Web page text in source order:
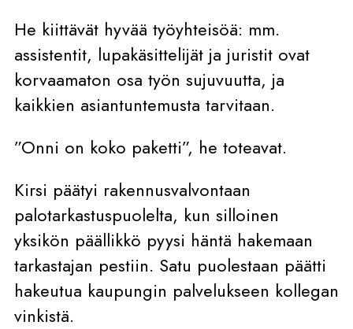
He kiittävät hyvää työyhteisöä: mm.
assistentit, lupakäsittelijät ja juristit ovat
korvaamaton osa työn sujuvuutta, ja
kaikkien asiantuntemusta tarvitaan.
”Onni on koko paketti”, he toteavat.
Kirsi päätyi rakennusvalvontaan
palotarkastuspuolelta, kun silloinen
yksikön päällikkö pyysi häntä hakemaan
tarkastajan pestiin. Satu puolestaan päätti
hakeutua kaupungin palvelukseen kollegan
vinkistä.